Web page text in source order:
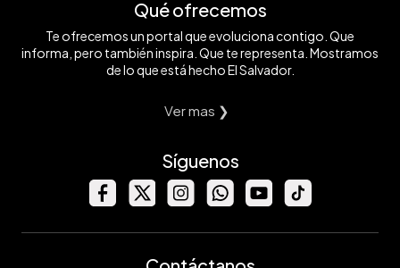
Qué ofrecemos
Te ofrecemos un portal que evoluciona contigo. Que
informa, pero también inspira. Que te representa. Mostramos
de lo que está hecho El Salvador.
Ver mas ❯
Síguenos